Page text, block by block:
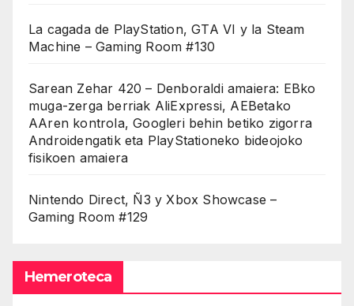
La cagada de PlayStation, GTA VI y la Steam
Machine – Gaming Room #130
Sarean Zehar 420 – Denboraldi amaiera: EBko
muga-zerga berriak AliExpressi, AEBetako
AAren kontrola, Googleri behin betiko zigorra
Androidengatik eta PlayStationeko bideojoko
fisikoen amaiera
Nintendo Direct, Ñ3 y Xbox Showcase –
Gaming Room #129
Hemeroteca